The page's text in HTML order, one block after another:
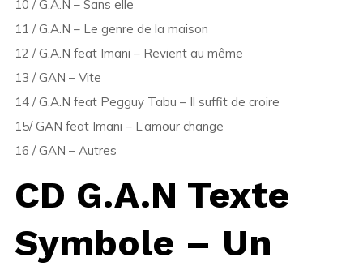
10 / G.A.N – Sans elle
11 / G.A.N – Le genre de la maison
12 / G.A.N feat Imani – Revient au même
13 / GAN – Vite
14 / G.A.N feat Pegguy Tabu – Il suffit de croire
15/ GAN feat Imani – L’amour change
16 / GAN – Autres
CD G.A.N Texte
Symbole – Un